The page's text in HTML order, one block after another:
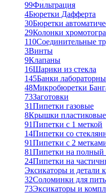
99Фильтрация
4Бюретки Дафферта
30Бюретки
29Колонки
110Соединительные
3Винты
9Клапаны
16Шарики из стекла
145Банки
48Микробюретки
73Заготовки
31Пипетки газовые
8Крышки
91Пипетки с 1 меткой
14Пипетки со
91Пипетки с 2
81Пипетки на полный
24Пипетки на
Эксикаторы и детали
32Соломинки для
73Эксикаторы и